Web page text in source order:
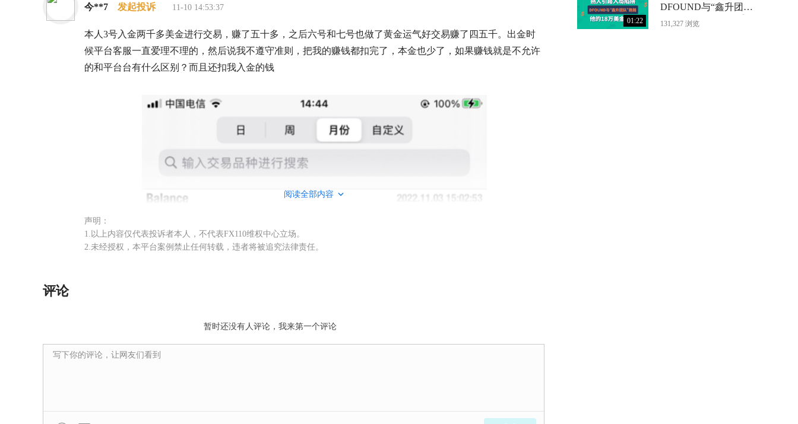
今**7 发起投诉 11-10 14:53:37
本人3号入金两千多美金进行交易，赚了五十多，之后六号和七号也做了黄金运气好交易赚了四五千。出金时
候平台客服一直爱理不理的，然后说我不遵守准则，把我的赚钱都扣完了，本金也少了，如果赚钱就是不允许
的和平台台有什么区别？而且还扣我入金的钱
阅读全部内容
声明：
1.以上内容仅代表投诉者本人，不代表FX110维权中心立场。
2.未经授权，本平台案例禁止任何转载，违者将被追究法律责任。
评论
暂时还没有人评论，我来第一个评论
01:22
DFOUND与“鑫升团
队”跑路，他的18万美
131,327 浏览